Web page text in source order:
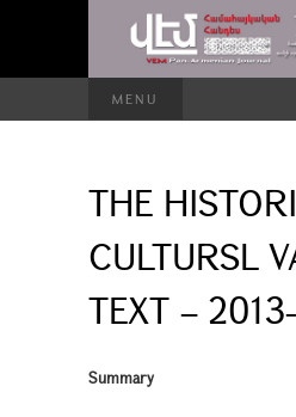
MENU
THE
CULTURSL
TEXT –
Summary